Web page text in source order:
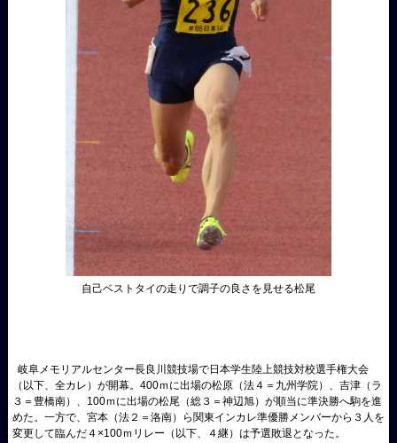
自己ベストタイの走りで調子の良さを見せる松尾
岐阜メモリアルセンター長良川競技場で日本学生陸上競技対校選手権大会
（以下、全カレ）が開幕。400ｍに出場の松原（法４＝九州学院）、吉津（ラ
３＝豊橋南）、100ｍに出場の松尾（総３＝神辺旭）が順当に準決勝へ駒を進
めた。一方で、宮本（法２＝洛南）ら関東インカレ準優勝メンバーから３人を
変更して臨んだ４×100ｍリレー（以下、４継）は予選敗退となった。